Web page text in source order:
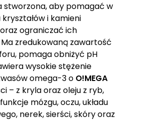
stworzona, aby pomagać w
i kamieni
ograniczać ich
zredukowaną zawartość
pomaga obniżyć pH
wysokie stężenie
omega-3 o O!MEGA
– z kryla oraz oleju z ryb,
mózgu, oczu, układu
nerek, sierści, skóry oraz